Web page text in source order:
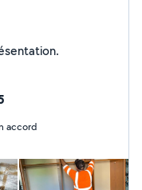
encore renseigné ma présentation.
accord